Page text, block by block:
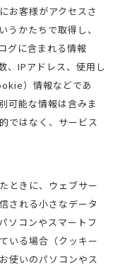
お客様がアクセスさ
うかたちで取得し、
グに含まれる情報
、IPアドレス、使用し
）情報などであ
可能な情報は含みま
ではなく、サービス
ときに、ウェブサー
される小さなデータ
ソコンやスマートフ
いる場合（クッキー
使いのパソコンやス